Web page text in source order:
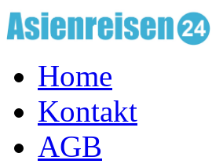
Home
Kontakt
AGB